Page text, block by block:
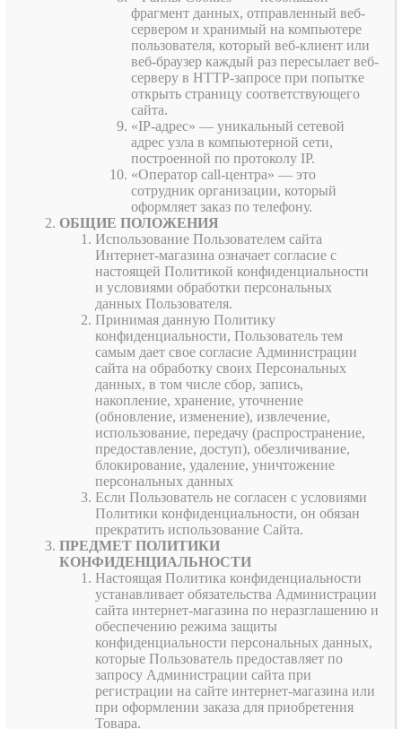
фрагмент данных, отправленный веб-
сервером и хранимый на компьютере
пользователя, который веб-клиент или
веб-браузер каждый раз пересылает веб-
серверу в HTTP-запросе при попытке
открыть страницу соответствующего
сайта.
«IP-адрес» — уникальный сетевой
адрес узла в компьютерной сети,
построенной по протоколу IP.
«Оператор call-центра» — это
сотрудник организации, который
оформляет заказ по телефону.
ОБЩИЕ ПОЛОЖЕНИЯ
Использование Пользователем сайта
Интернет-магазина означает согласие с
настоящей Политикой конфиденциальности
и условиями обработки персональных
данных Пользователя.
Принимая данную Политику
конфиденциальности, Пользователь тем
самым дает свое согласие Администрации
сайта на обработку своих Персональных
данных, в том числе сбор, запись,
накопление, хранение, уточнение
(обновление, изменение), извлечение,
использование, передачу (распространение,
предоставление, доступ), обезличивание,
блокирование, удаление, уничтожение
персональных данных
Если Пользователь не согласен с условиями
Политики конфиденциальности, он обязан
прекратить использование Сайта.
ПРЕДМЕТ ПОЛИТИКИ
КОНФИДЕНЦИАЛЬНОСТИ
Настоящая Политика конфиденциальности
устанавливает обязательства Администрации
сайта интернет-магазина по неразглашению и
обеспечению режима защиты
конфиденциальности персональных данных,
которые Пользователь предоставляет по
запросу Администрации сайта при
регистрации на сайте интернет-магазина или
при оформлении заказа для приобретения
Товара.